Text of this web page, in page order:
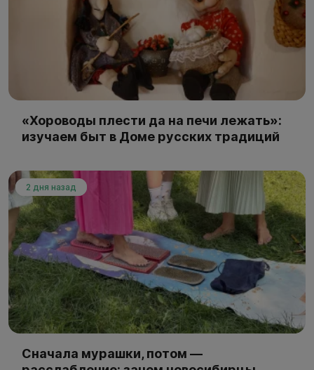
«Хороводы плести да на печи лежать»:
изучаем быт в Доме русских традиций
2 дня назад
Сначала мурашки, потом —